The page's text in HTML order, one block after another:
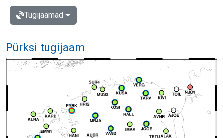
Tugijaamad
Pürksi tugijaam